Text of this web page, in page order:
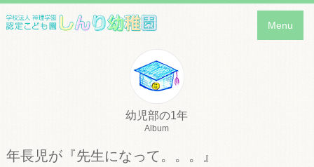
Menu
幼児部の1年
Album
年長児が『先生になって。。。』